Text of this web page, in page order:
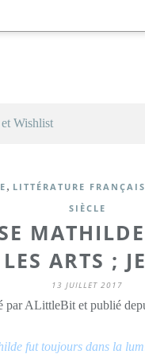
Wishlist
, LITTÉRATURE
SIÈCLE
ARTS ;
13 JUILLET 2017
par ALittleBit et publié
fut toujours dans la